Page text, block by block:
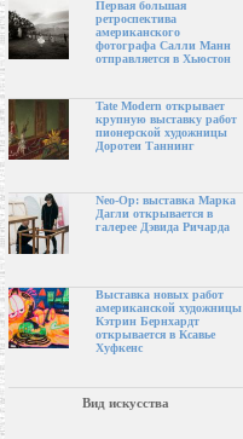
Первая большая
ретроспектива
американского
фотографа Салли Манн
отправляется в Хьюстон
Tate Modern открывает
крупную выставку работ
пионерской художницы
Доротеи Таннинг
Neo-Op: выставка Марка
Дагли открывается в
галерее Дэвида Ричарда
Выставка новых работ
американской художницы
Кэтрин Бернхардт
открывается в Ксавье
Хуфкенс
Вид искусства